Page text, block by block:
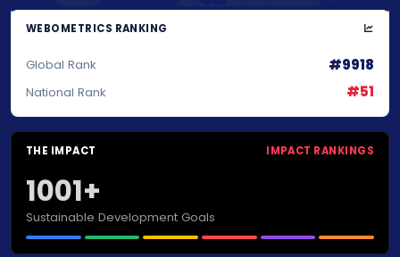
WEBOMETRICS RANKING
Global Rank #9918
National Rank #51
THE IMPACT IMPACT RANKINGS
1001+
Sustainable Development Goals